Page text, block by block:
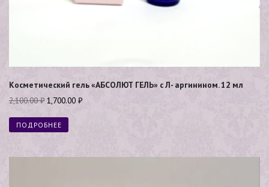
Косметический гель «АБСОЛЮТ ГЕЛЬ» с Л- аргинином. 12 мл
2,100.00₽ 1,700.00 ₽
ПОДРОБНЕЕ